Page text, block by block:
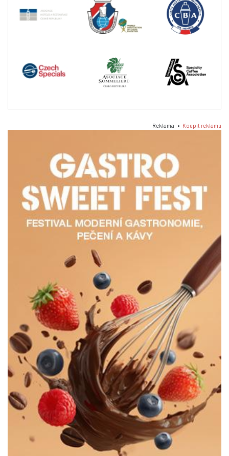
Reklama • Koupit reklamu